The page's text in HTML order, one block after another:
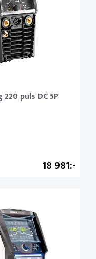
puls DC 5P
18 981